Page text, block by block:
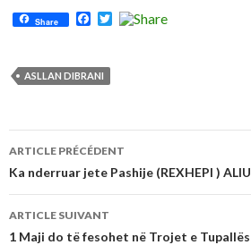
Share
F
b
o
T
ASLLAN DIBRANI
Navigation
des
articles
ARTICLE PRÉCÉDENT
Ka nderruar jete Pashije (REXHEPI ) ALIU
ARTICLE SUIVANT
1 Maji do të fesohet në Trojet e Tupallës